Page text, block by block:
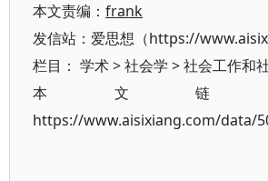
本文责编： frank
发信站：爱思想（https://
栏目： 学术>社会学 >社会工作和
本文链
https://www.aisixiang.com/data/